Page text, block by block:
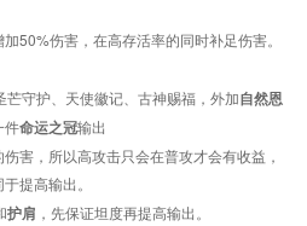
50%伤害，在高存活率的同时补足伤害。
芒守护、天使徽记、古神赐福，外加自然恩
件命运之冠输出
，所以高攻击只会在普攻才会有收益，
提高输出。
护肩 ，先保证坦度再提高输出。